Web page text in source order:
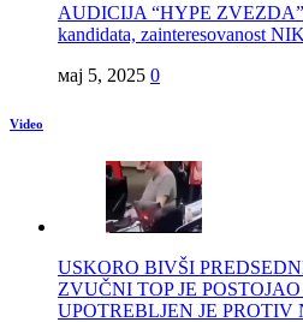
AUDICIJA “HYPE
kandidata, zainteresovanost
мај 5, 2025 0
Video
USKORO BIVŠI
ZVUČNI TOP JE
UPOTREBLJEN JE